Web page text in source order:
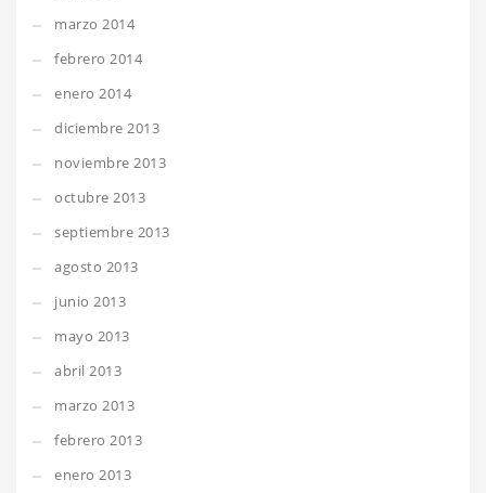
marzo 2014
febrero 2014
enero 2014
diciembre 2013
noviembre 2013
octubre 2013
septiembre 2013
agosto 2013
junio 2013
mayo 2013
abril 2013
marzo 2013
febrero 2013
enero 2013